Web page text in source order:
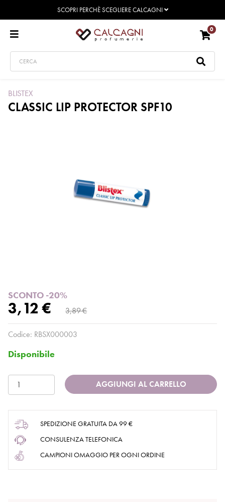
SCOPRI PERCHÈ SCEGLIERE CALCAGNI
0
BLISTEX
CLASSIC LIP PROTECTOR SPF10
SCONTO -20%
3,12 € 3,89 €
Codice: RBSX000003
Disponibile
AGGIUNGI AL CARRELLO
SPEDIZIONE GRATUITA DA 99 €
CONSULENZA TELEFONICA
CAMPIONI OMAGGIO PER OGNI ORDINE